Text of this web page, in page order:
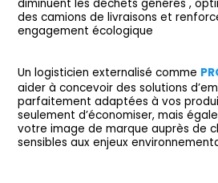
diminuent les déchets générés ,
des camions de livraisons et
engagement écologique
Un logisticien externalisé comme
aider à concevoir des solutions
parfaitement adaptées à vos
seulement d’économiser, mais
votre image de marque auprès de
sensibles aux enjeux